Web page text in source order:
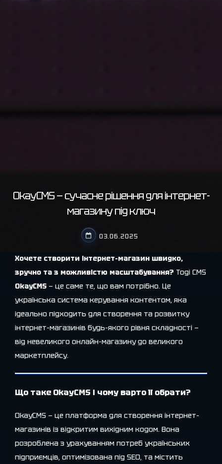
OkayCMS — сучасне рішення для інтернет-
магазину під ключ
03.06.2025
Хочете створити інтернет-магазин швидко,
зручно та з можливістю масштабування? Тоді CMS
OkayCMS — це саме те, що вам потрібно. Це
українська система керування контентом, яка
ідеально підходить для створення та розвитку
інтернет-магазинів будь-якого рівня складності —
від невеликого онлайн-магазину до великого
маркетплейсу.
Що таке OkayCMS і чому варто її обрати?
OkayCMS — це платформа для створення інтернет-
магазинів із відкритим вихідним кодом. Вона
розроблена з урахуванням потреб українських
підприємців, оптимізована під SEO, та містить